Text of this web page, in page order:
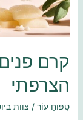
קרם
הצרפתי
טִפּוּחַ עוֹר/ צוות